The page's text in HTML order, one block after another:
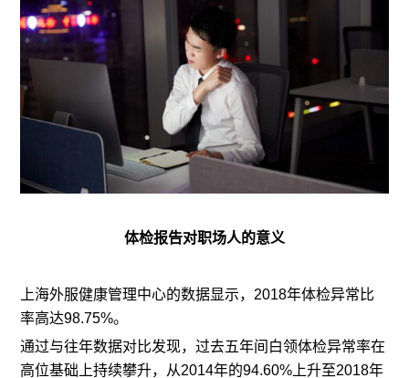
体检报告对职场人的意义
上海外服健康管理中心的数据显示，2018年体检异常比
率高达98.75%。
通过与往年数据对比发现，过去五年间白领体检异常率在
高位基础上持续攀升，从2014年的94.60%上升至2018年